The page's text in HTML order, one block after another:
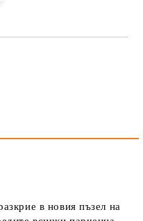
работния ден.
в новия пъзел на